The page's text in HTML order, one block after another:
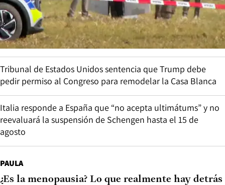
Tribunal de Estados Unidos sentencia que Trump debe
pedir permiso al Congreso para remodelar la Casa Blanca
Italia responde a España que “no acepta ultimátums” y no
reevaluará la suspensión de Schengen hasta el 15 de
agosto
PAULA
¿Es la menopausia? Lo que realmente hay detrás